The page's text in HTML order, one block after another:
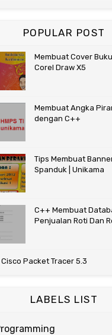
POPULAR POST
Membuat Cover
Corel Draw X5
Membuat Angka
dengan C++
Tips Membuat
Spanduk | Unikama
C++ Membuat
Penjualan Roti Dan
Packet Tracer 5.3
LABELS LIST